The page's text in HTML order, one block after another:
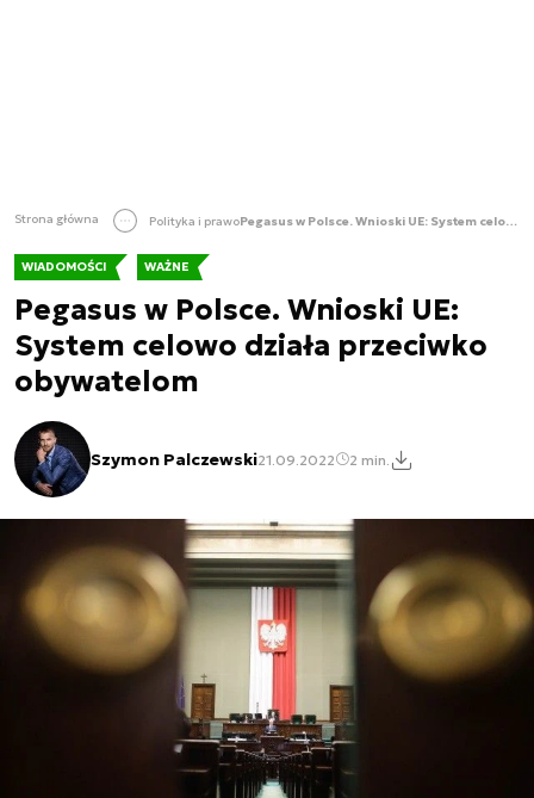
Strona główna Polityka i prawo Pegasus w Polsce. Wnioski UE: System celowo działa przeciwko obywatelom
WIADOMOŚCI WAŻNE
Pegasus w Polsce. Wnioski UE:
System celowo działa przeciwko
obywatelom
Szymon Palczewski21.09.2022 2 min.